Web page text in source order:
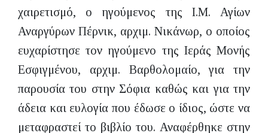
χαιρετισμό, ο ηγούμενος της Ι.Μ. Αγίων
Αναργύρων Πέρνικ, αρχιμ. Νικάνωρ, ο οποίος
ευχαρίστησε τον ηγούμενο της Ιεράς Μονής
Εσφιγμένου, αρχιμ. Βαρθολομαίο, για την
παρουσία του στην Σόφια καθώς και για την
άδεια και ευλογία που έδωσε ο ίδιος, ώστε να
μεταφραστεί το βιβλίο του. Αναφέρθηκε στην